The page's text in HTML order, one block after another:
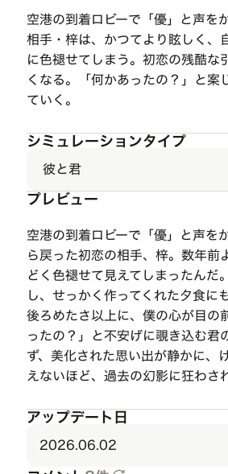
空港の到着ロビーで「優」と声を
相手・梓は、かつてより眩しく、
に色褪せてしまう。初恋の残酷な
くなる。「何かあったの？」と案
ていく。
シミュレーションタイプ
彼と君
プレビュー
空港の到着ロビーで「優」と声を
ら戻った初恋の相手、梓。数年前
どく色褪せて見えてしまったんだ
し、せっかく作ってくれた夕食に
後ろめたさ以上に、僕の心が目の
ったの？」と不安げに覗き込む君
ず、美化された思い出が静かに、
えないほど、過去の幻影に狂わさ
アップデート日
2026.06.02